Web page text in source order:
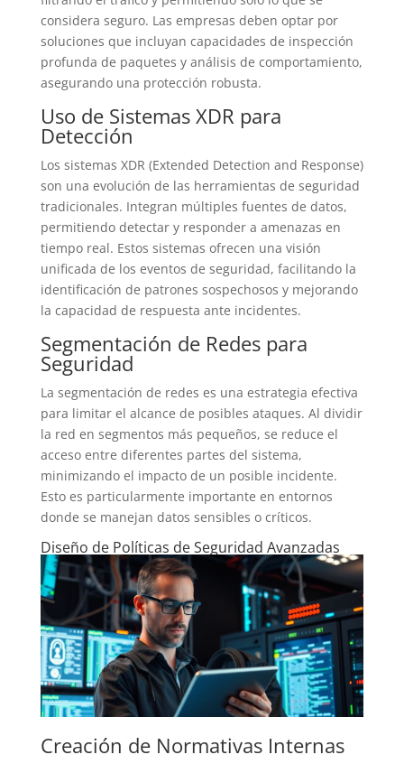
considera seguro. Las empresas deben optar por
soluciones que incluyan capacidades de inspección
profunda de paquetes y análisis de comportamiento,
asegurando una protección robusta.
Uso de Sistemas XDR para
Detección
Los sistemas XDR (Extended Detection and Response)
son una evolución de las herramientas de seguridad
tradicionales. Integran múltiples fuentes de datos,
permitiendo detectar y responder a amenazas en
tiempo real. Estos sistemas ofrecen una visión
unificada de los eventos de seguridad, facilitando la
identificación de patrones sospechosos y mejorando
la capacidad de respuesta ante incidentes.
Segmentación de Redes para
Seguridad
La segmentación de redes es una estrategia efectiva
para limitar el alcance de posibles ataques. Al dividir
la red en segmentos más pequeños, se reduce el
acceso entre diferentes partes del sistema,
minimizando el impacto de un posible incidente.
Esto es particularmente importante en entornos
donde se manejan datos sensibles o críticos.
Diseño de Políticas de Seguridad Avanzadas
Creación de Normativas Internas